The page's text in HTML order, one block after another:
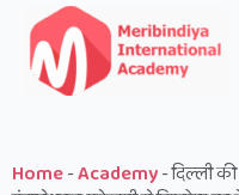
Home-Academy-दिल्ली